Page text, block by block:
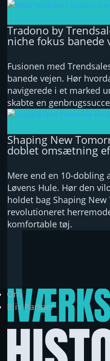
Tradono by
niche fokus banede
Fusionen med
banede vejen. Hør
navigerede i et marked
skabte en
Shaping New
doblet omsætning
Mere end en 10-
Løvens Hule. Hør den
holdet bag Shaping
revolutioneret
komfortable tøj.
Om
Bliv Partner